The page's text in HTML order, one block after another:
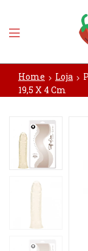
Home Loja
19,5 X 4 Cm